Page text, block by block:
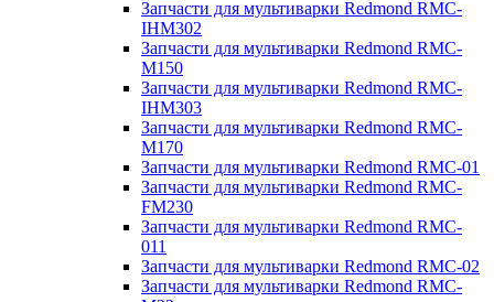
Запчасти для мультиварки Redmond RMC-
IHM302
Запчасти для мультиварки Redmond RMC-
M150
Запчасти для мультиварки Redmond RMC-
IHM303
Запчасти для мультиварки Redmond RMC-
M170
Запчасти для мультиварки Redmond RMC-01
Запчасти для мультиварки Redmond RMC-
FM230
Запчасти для мультиварки Redmond RMC-
011
Запчасти для мультиварки Redmond RMC-02
Запчасти для мультиварки Redmond RMC-